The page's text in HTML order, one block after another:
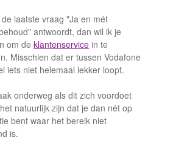
laatste vraag "Ja en mét
antwoordt, dan wil ik je
om de klantenservice in te
Misschien dat er tussen Vodafone
iets niet helemaal lekker loopt.
onderweg als dit zich voordoet
natuurlijk zijn dat je dan nét op
bent waar het bereik niet
is.